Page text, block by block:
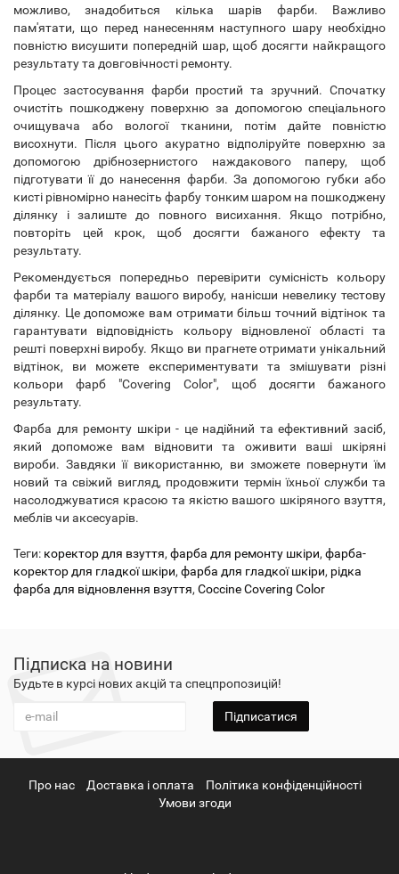
можливо, знадобиться кілька шарів фарби. Важливо
пам'ятати, що перед нанесенням наступного шару необхідно
повністю висушити попередній шар, щоб досягти найкращого
результату та довговічності ремонту.
Процес застосування фарби простий та зручний. Спочатку
очистіть пошкоджену поверхню за допомогою спеціального
очищувача або вологої тканини, потім дайте повністю
висохнути. Після цього акуратно відполіруйте поверхню за
допомогою дрібнозернистого наждакового паперу, щоб
підготувати її до нанесення фарби. За допомогою губки або
кисті рівномірно нанесіть фарбу тонким шаром на пошкоджену
ділянку і залиште до повного висихання. Якщо потрібно,
повторіть цей крок, щоб досягти бажаного ефекту та
результату.
Рекомендується попередньо перевірити сумісність кольору
фарби та матеріалу вашого виробу, нанісши невелику тестову
ділянку. Це допоможе вам отримати більш точний відтінок та
гарантувати відповідність кольору відновленої області та
решті поверхні виробу. Якщо ви прагнете отримати унікальний
відтінок, ви можете експериментувати та змішувати різні
кольори фарб "Covering Color", щоб досягти бажаного
результату.
Фарба для ремонту шкіри - це надійний та ефективний засіб,
який допоможе вам відновити та оживити ваші шкіряні
вироби. Завдяки її використанню, ви зможете повернути їм
новий та свіжий вигляд, продовжити термін їхньої служби та
насолоджуватися красою та якістю вашого шкіряного взуття,
меблів чи аксесуарів.
Теги: коректор для взуття, фарба для ремонту шкіри, фарба-
коректор для гладкої шкіри, фарба для гладкої шкіри, рідка
фарба для відновлення взуття, Coccine Covering Color
Підписка на новини
Будьте в курсі нових акцій та спецпропозицій!
Підписатися
Про нас Доставка і оплата
Політика конфіденційності
Умови згоди